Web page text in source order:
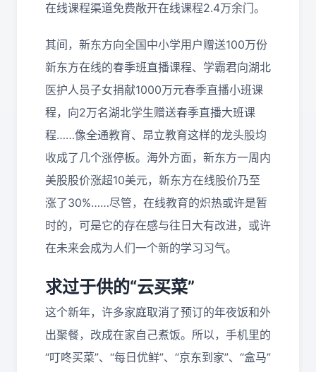
在线课程渠道免费敞开在线课程2.4万余门。
其间，新东方向全国中小学用户赠送100万份
新东方在线的春季班直播课程、学霸君向湖北
医护人员子女捐献1000万元春季直播小班课
程，向2万名湖北学生赠送春季直播大班课
程……像全通教育、昂立教育这样的龙头股均
收成了几个涨停板。海外方面，新东方一周内
美股股价涨超10美元，新东方在线股价乃至
涨了30%……尽管，在线教育的炽热或许是暂
时的，可是它的存在感与往日大有改进，或许
在未来会成为人们一个新的学习习气。
求过于供的“云买菜”
这个新年，许多家庭取消了预订的年夜饭和外
出聚餐，改成在家自己煮饭。所以，手机里的
“叮咚买菜”、“每日优鲜”、“京东到家”、“盒马”